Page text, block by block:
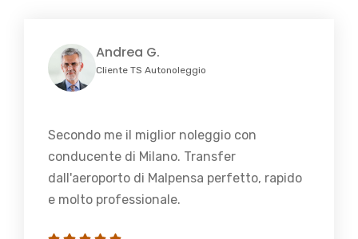
Andrea G.
Cliente TS Autonoleggio
Secondo me il miglior noleggio con
conducente di Milano. Transfer
dall'aeroporto di Malpensa perfetto, rapido
e molto professionale.